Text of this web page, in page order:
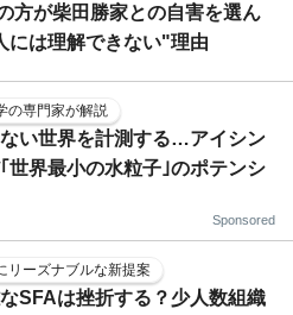
方が柴田勝家との自害を選ん
には理解できない"理由
の専門家が解説
ない世界を計測する…アイシン
世界最小の水粒子｣のポテンシ
Sponsored
リーズナブルな新提案
SFAは挫折する？少人数組織